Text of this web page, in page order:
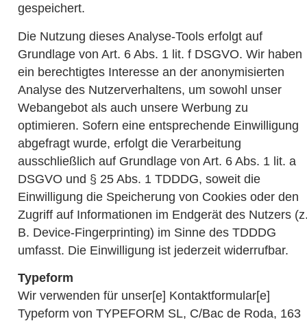
gespeichert.
Die Nutzung dieses Analyse-Tools erfolgt auf
Grundlage von Art. 6 Abs. 1 lit. f DSGVO. Wir haben
ein berechtigtes Interesse an der anonymisierten
Analyse des Nutzerverhaltens, um sowohl unser
Webangebot als auch unsere Werbung zu
optimieren. Sofern eine entsprechende Einwilligung
abgefragt wurde, erfolgt die Verarbeitung
ausschließlich auf Grundlage von Art. 6 Abs. 1 lit. a
DSGVO und § 25 Abs. 1 TDDDG, soweit die
Einwilligung die Speicherung von Cookies oder den
Zugriff auf Informationen im Endgerät des Nutzers
B. Device-Fingerprinting) im Sinne des TDDDG
umfasst. Die Einwilligung ist jederzeit widerrufbar.
Typeform
Wir verwenden für unser[e] Kontaktformular[e]
Typeform von TYPEFORM SL, C/Bac de Roda, 163